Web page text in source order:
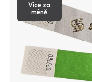
Více za
méně